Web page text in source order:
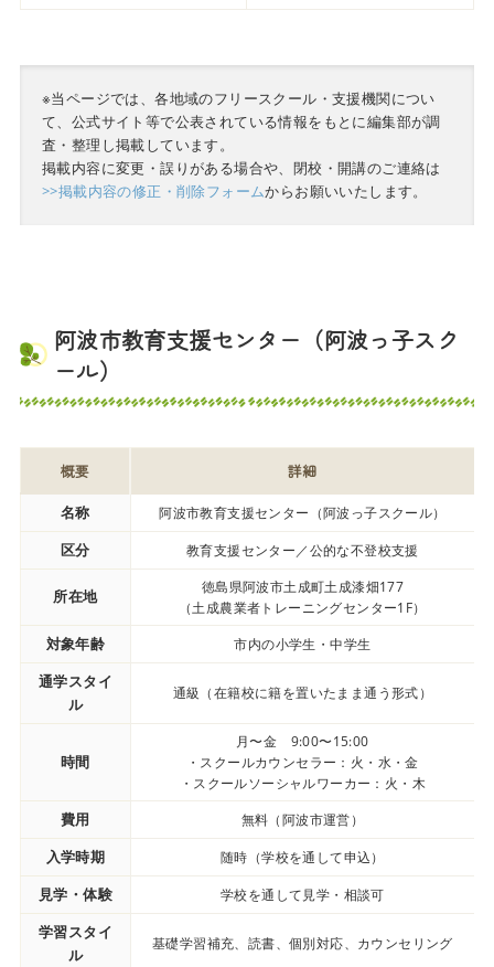
※当ページでは、各地域のフリースクール・支援機関につい
て、公式サイト等で公表されている情報をもとに編集部が調
査・整理し掲載しています。
掲載内容に変更・誤りがある場合や、閉校・開講のご連絡は
>>掲載内容の修正・削除フォームからお願いいたします。
阿波市教育支援センター（阿波っ子スク
ール）
概要 詳細
名称 阿波市教育支援センター（阿波っ子スクール）
区分 教育支援センター／公的な不登校支援
所在地
徳島県阿波市土成町土成漆畑177
（土成農業者トレーニングセンター1F）
対象年齢 市内の小学生・中学生
通学スタイ
ル
通級（在籍校に籍を置いたまま通う形式）
時間
月〜金 9:00〜15:00
・スクールカウンセラー：火・水・金
・スクールソーシャルワーカー：火・木
費用 無料（阿波市運営）
入学時期 随時（学校を通して申込）
見学・体験 学校を通して見学・相談可
学習スタイ
ル
基礎学習補充、読書、個別対応、カウンセリング